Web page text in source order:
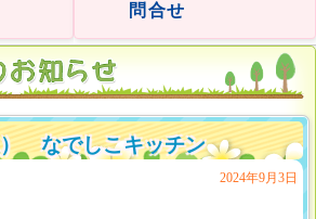
問合せ
なでしこキッチン
2024年9月3日